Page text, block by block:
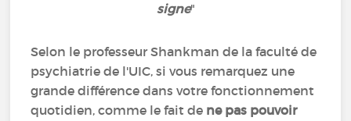
signe"
Selon le professeur Shankman de la faculté de
psychiatrie de l'UIC, si vous remarquez une
grande différence dans votre fonctionnement
quotidien, comme le fait de ne pas pouvoir